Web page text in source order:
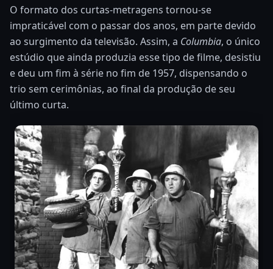
O formato dos curtas-metragens tornou-se
impraticável com o passar dos anos, em parte devido
ao surgimento da televisão. Assim, a Columbia, o único
estúdio que ainda produzia esse tipo de filme, desistiu
e deu um fim à série no fim de 1957, dispensando o
trio sem cerimônias, ao final da produção de seu
último curta.